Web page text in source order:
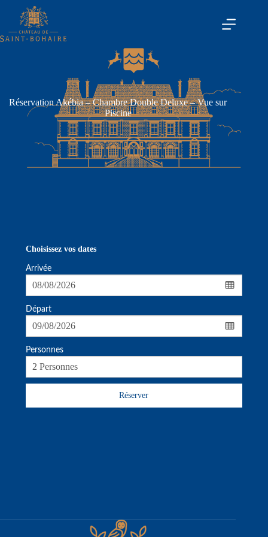
Réservation Akébia – Chambre Double Deluxe – Vue sur
Piscine
Choisissez vos dates
Arrivée
Départ
Personnes
Réserver